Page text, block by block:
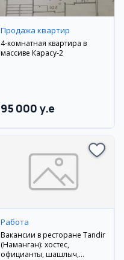
Продажа квартир
4-комнатная квартира в
массиве Карасу-2
95 000 y.e
Работа
Вакансии в ресторане Tandir
(Наманган): хостес,
официанты, шашлыч,